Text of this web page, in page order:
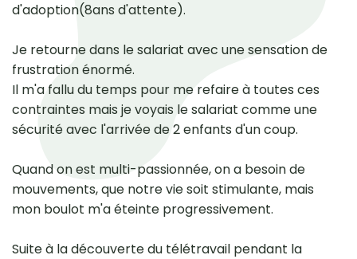
d'adoption(8ans d'attente).
Je retourne dans le salariat avec une sensation de
frustration énormé.
Il m'a fallu du temps pour me refaire à toutes ces
contraintes mais je voyais le salariat comme une
sécurité avec l'arrivée de 2 enfants d'un coup.
Quand on est multi-passionnée, on a besoin de
mouvements, que notre vie soit stimulante, mais
mon boulot m'a éteinte progressivement.
Suite à la découverte du télétravail pendant la